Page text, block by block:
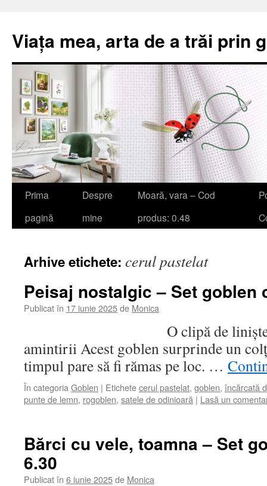
Viața mea, arta de a trăi prin
Sari
Prima
pagină
Despre
mine
Moară, vara – Cod
produs: 0.48
Arhive etichete: cerul pastelat
Peisaj nostalgic – Set goblen
Publicat în 17 iunie 2025de Monica
O clipă de liniște
amintirii Acest goblen surprinde un
timpul pare să fi rămas pe loc. …
În categoria Goblen | Etichetecerul pastelat, goblen, încărcată
punte de lemn, rogoblen, satele de odinioară | Lasă un
Bărci cu vele, toamna – Set
6.30
Publicat în 6 iunie 2025de Monica